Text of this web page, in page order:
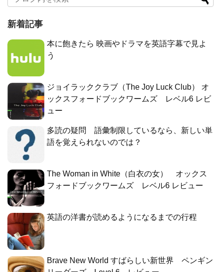
新着記事
本に飽きたら 映画やドラマを英語字幕で見よ
う
ジョイラッククラブ（The Joy Luck Club） オ
ックスフォードブックワームズ レベル6 レビ
ュー
多読の疑問 語彙制限しているなら、新しい単
語を覚えられないのでは？
The Woman in White（白衣の女） オックス
フォードブックワームズ レベル6 レビュー
英語の洋書が読めるようになるまでの行程
Brave New World すばらしい新世界 ペンギン